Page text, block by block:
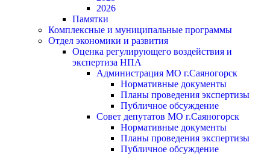
2026
Памятки
Комплексные и муниципальные программы
Отдел экономики и развития
Оценка регулирующего воздействия и
экспертиза НПА
Администрация МО г.Саяногорск
Нормативные документы
Планы проведения экспертизы
Публичное обсуждение
Совет депутатов МО г.Саяногорск
Нормативные документы
Планы проведения экспертизы
Публичное обсуждение